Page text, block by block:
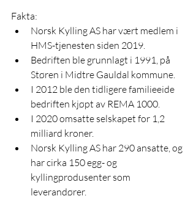
Fakta:
Norsk Kylling AS har vært medlem i
HMS-tjenesten siden 2019.
Bedriften ble grunnlagt i 1991, på
Støren i Midtre Gauldal kommune.
I 2012 ble den tidligere familieeide
bedriften kjøpt av REMA 1000.
I 2020 omsatte selskapet for 1,2
milliard kroner.
Norsk Kylling AS har 290 ansatte, og
har cirka 150 egg- og
kyllingprodusenter som
leverandører.